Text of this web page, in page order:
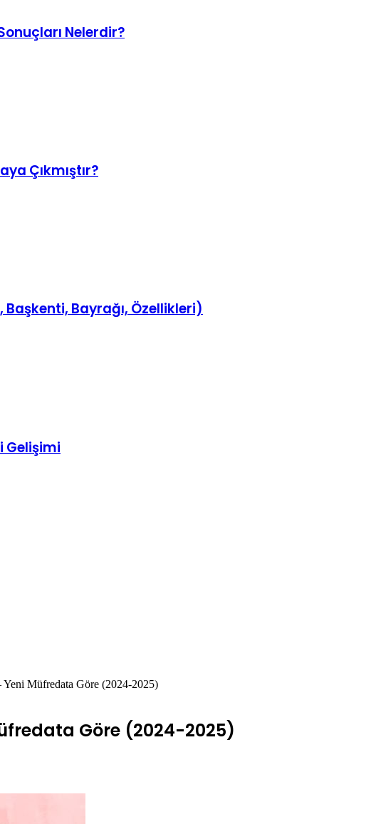
Nelerdir?
Çıkmıştır?
Bayrağı, Özellikleri)
Gelişimi
Yeni Müfredata Göre (2024-2025)
Göre (2024-2025)